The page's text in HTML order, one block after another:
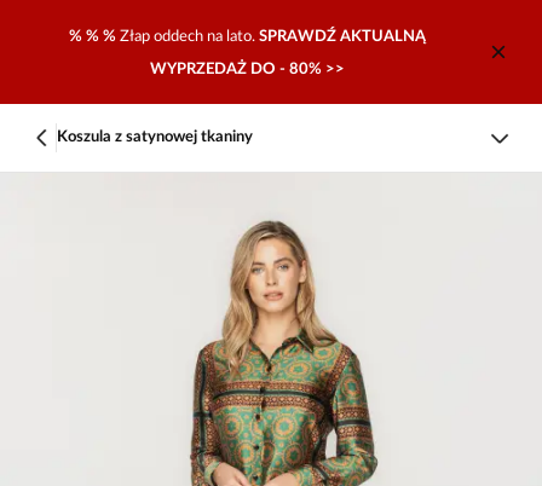
% % % Złap oddech na lato. SPRAWDŹ AKTUALNĄ
WYPRZEDAŻ DO - 80% >>
Koszula z satynowej tkaniny